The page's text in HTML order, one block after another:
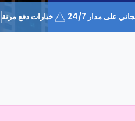
على مدار 24/7 خيارات دفع مرنة